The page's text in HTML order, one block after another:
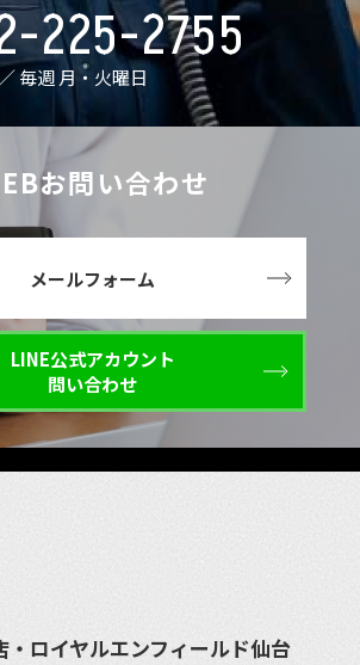
225-2755
毎週 月・火曜日
お問い合わせ
メールフォーム
LINE公式アカウント
問い合わせ
・ロイヤルエンフィールド仙台